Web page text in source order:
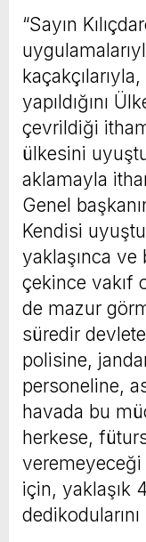
“Sayın
yapıldığını
çevrildiği
ülkesini
aklamayla
Genel
Kendisi
yaklaşınca ve
çekince vakıf
de mazur
süredir
polisine,
personeline,
havada bu
herkese,
veremeyeceği
için, yaklaşık